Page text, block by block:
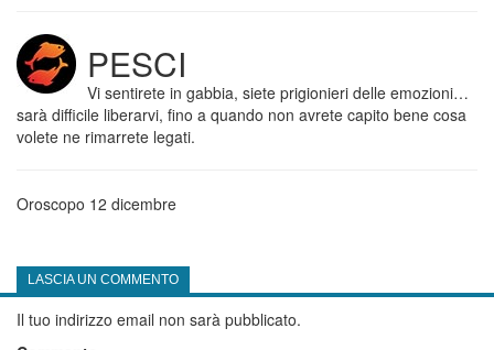
PESCI
Vi sentirete in gabbia, siete prigionieri delle emozioni…
sarà difficile liberarvi, fino a quando non avrete capito bene cosa
volete ne rimarrete legati.
Oroscopo 12 dicembre
LASCIA UN COMMENTO
Il tuo indirizzo email non sarà pubblicato.